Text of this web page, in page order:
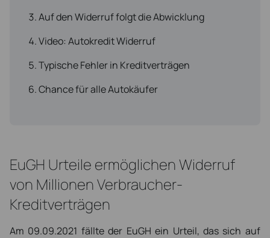
Auf den Widerruf folgt die Abwicklung
Video: Autokredit Widerruf
Typische Fehler in Kreditverträgen
Chance für alle Autokäufer
EuGH Urteile ermöglichen Widerruf
von Millionen Verbraucher-
Kreditverträgen
Am 09.09.2021 fällte der EuGH ein Urteil, das sich auf